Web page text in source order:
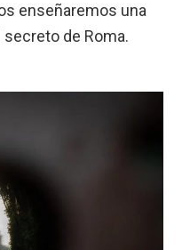
enseñaremos una
de Roma.